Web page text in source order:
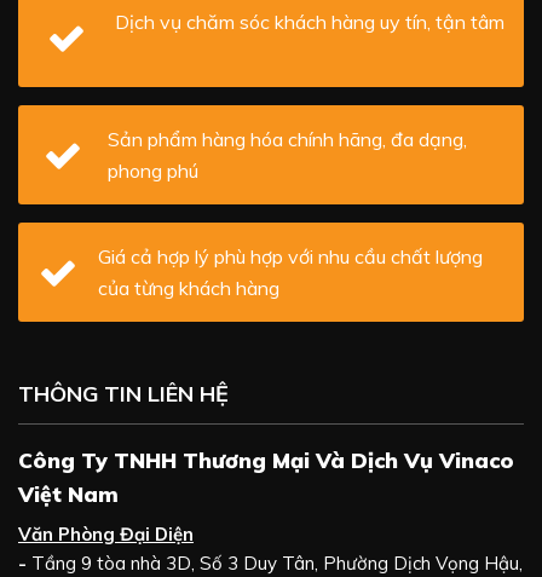
Dịch vụ chăm sóc khách hàng uy tín, tận tâm
Sản phẩm hàng hóa chính hãng, đa dạng,
phong phú
Giá cả hợp lý phù hợp với nhu cầu chất lượng
của từng khách hàng
THÔNG TIN LIÊN HỆ
Công Ty TNHH Thương Mại Và Dịch Vụ Vinaco
Việt Nam
Văn Phòng Đại Diện
- Tầng 9 tòa nhà 3D, Số 3 Duy Tân, Phường Dịch Vọng Hậu,